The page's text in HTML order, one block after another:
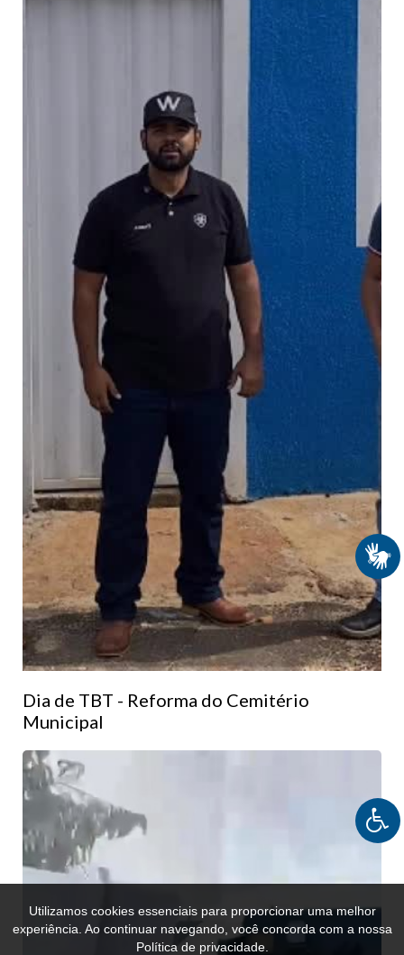
Utilizamos cookies essenciais para proporcionar uma melhor
experiência. Ao continuar navegando, você concorda com a nossa
Política de privacidade.
Dia de TBT - Reforma do Cemitério
Municipal